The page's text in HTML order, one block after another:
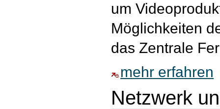
um
Möglichkeiten
das Zentrale
mehr erfahren
Netzwerk